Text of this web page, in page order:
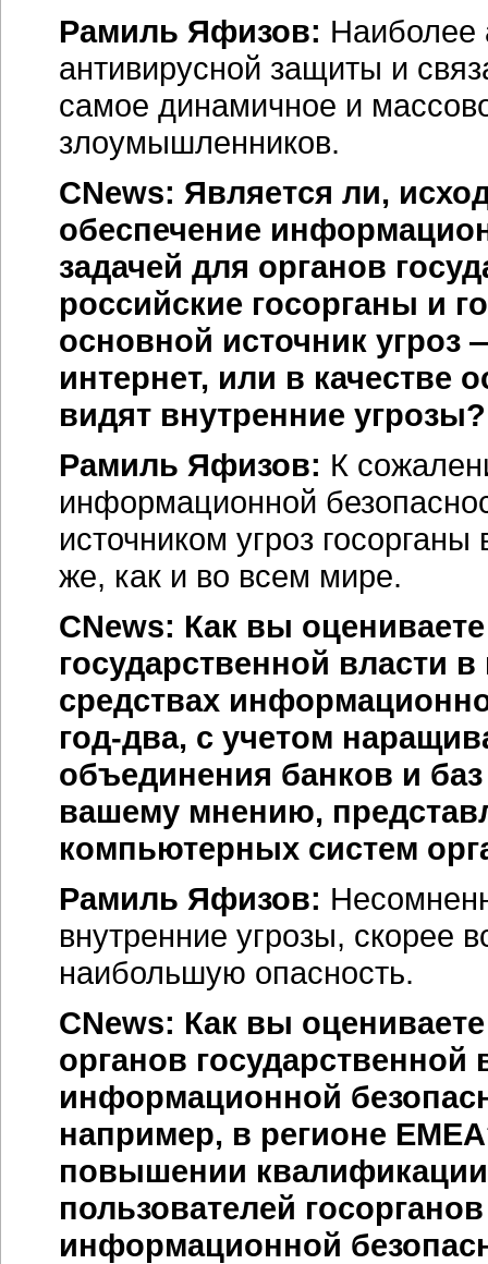
Рамиль Яфизов: Наиболее
антивирусной защиты и
самое динамичное и
злоумышленников.
CNews: Является ли,
обеспечение
задачей для органов
российские госорганы и
основной источник
интернет, или в качестве
видят внутренние угрозы?
Рамиль Яфизов: К
информационной
источником угроз
же, как и во всем мире.
CNews: Как вы
государственной власти
средствах
год-два, с учетом
объединения банков и
вашему мнению,
компьютерных систем
Рамиль Яфизов:
внутренние угрозы, скорее
наибольшую опасность.
CNews: Как вы
органов
информационной
например, в регионе
повышении
пользователей
информационной